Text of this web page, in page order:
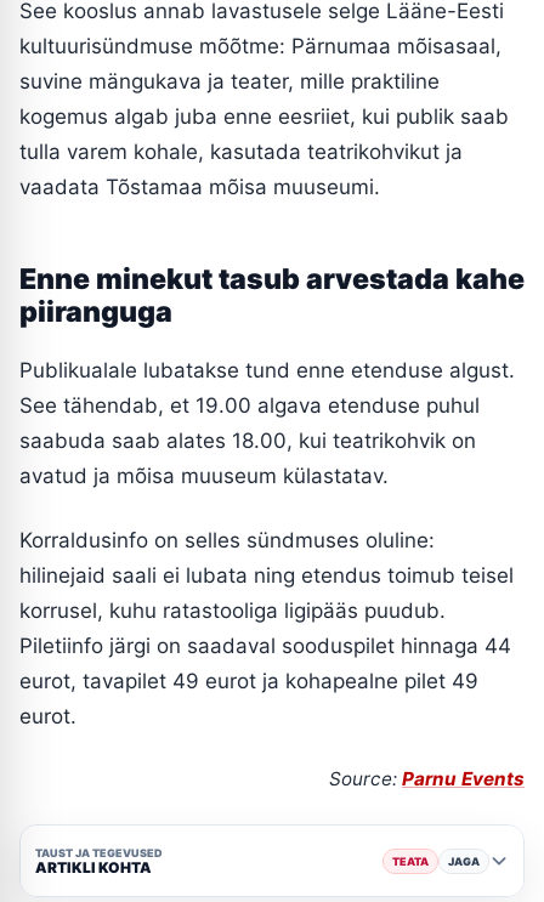
See kooslus annab lavastusele selge Lääne-Eesti
kultuurisündmuse mõõtme: Pärnumaa mõisasaal,
suvine mängukava ja teater, mille praktiline
kogemus algab juba enne eesriiet, kui publik saab
tulla varem kohale, kasutada teatrikohvikut ja
vaadata Tõstamaa mõisa muuseumi.
Enne minekut tasub arvestada kahe
piiranguga
Publikualale lubatakse tund enne etenduse algust.
See tähendab, et 19.00 algava etenduse puhul
saabuda saab alates 18.00, kui teatrikohvik on
avatud ja mõisa muuseum külastatav.
Korraldusinfo on selles sündmuses oluline:
hilinejaid saali ei lubata ning etendus toimub teisel
korrusel, kuhu ratastooliga ligipääs puudub.
Piletiinfo järgi on saadaval sooduspilet hinnaga 44
eurot, tavapilet 49 eurot ja kohapealne pilet 49
eurot.
Source: Parnu Events
TAUST JA TEGEVUSED
ARTIKLI KOHTA TEATA JAGA